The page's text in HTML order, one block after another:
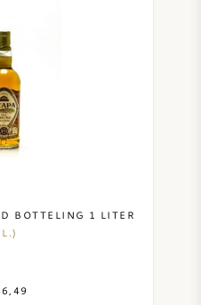
BOTTELING 1 LITER